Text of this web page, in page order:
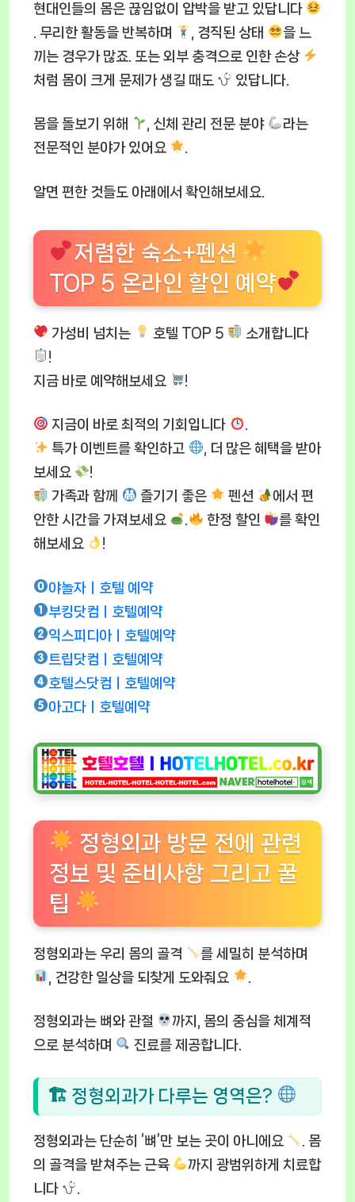
현대인들의 몸은 끊임없이 압박을 받고 있답니다
. 무리한 활동을 반복하며
, 경직된 상태
을 느
끼는 경우가 많죠. 또는 외부 충격으로 인한 손상
처럼 몸이 크게 문제가 생길 때도
있답니다.
몸을 돌보기 위해 , 신체 관리 전문 분야
라는
전문적인 분야가 있어요
알면 편한 것들도 아래에서 확인해보세요.
저렴한 숙소+펜션
TOP 5 온라인 할인 예약
가성비 넘치는 호텔 TOP 5
소개합니다
!
지금 바로 예약해보세요
!
지금이 바로 최적의 기회입니다
특가 이벤트를 확인하고
, 더 많은 혜택을 받아
보세요
!
가족과 함께
즐기기 좋은 펜션
에서 편
안한 시간을 가져보세요
한정 할인
를 확인
해보세요
!
야놀자ㅣ호텔 예약
부킹닷컴ㅣ호텔예약
익스피디아ㅣ호텔예약
트립닷컴ㅣ호텔예약
호텔스닷컴ㅣ호텔예약
아고다ㅣ호텔예약
정형외과 방문 전에 관련
정보 및 준비사항 그리고 꿀
팁
정형외과는 우리 몸의 골격
를 세밀히 분석하며
, 건강한 일상을 되찾게 도와줘요
정형외과는 뼈와 관절
까지, 몸의 중심을 체계적
으로 분석하며
진료를 제공합니다.
🏗 정형외과가 다루는 영역은?
정형외과는 단순히 ‘뼈’만 보는 곳이 아니에요
. 몸
의 골격을 받쳐주는 근육
까지 광범위하게 치료합
니다